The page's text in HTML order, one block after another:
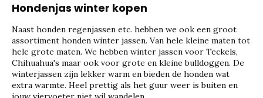
Hondenjas winter kopen
Naast honden regenjassen etc. hebben we ook een groot
assortiment honden winter jassen. Van hele kleine maten tot
hele grote maten. We hebben winter jassen voor Teckels,
Chihuahua's maar ook voor grote en kleine bulldoggen. De
winterjassen zijn lekker warm en bieden de honden wat
extra warmte. Heel prettig als het guur weer is buiten en